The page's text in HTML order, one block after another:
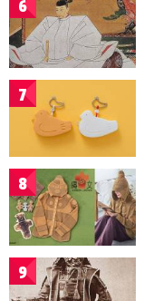
6
7
8
9